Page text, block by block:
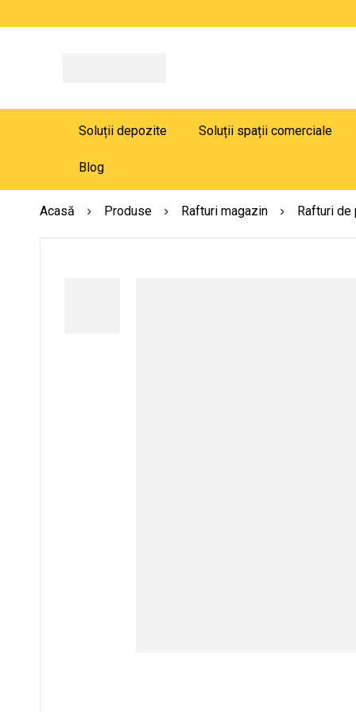
Soluții depozite Soluții spații comerciale
Blog
Acasă Produse Rafturi magazin Rafturi de